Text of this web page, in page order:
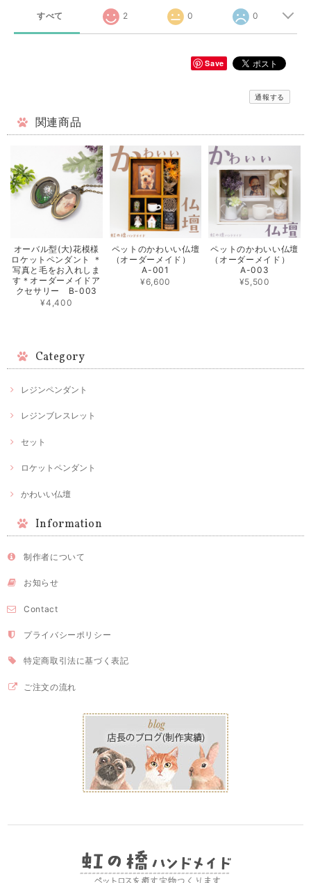
すべて 2 0 0
Save
通報する
関連商品
オーバル型(大)花模様
ロケットペンダント ＊
写真と毛をお入れしま
す＊オーダーメイドア
クセサリー B-003
¥4,400
ペットのかわいい仏壇
（オーダーメイド）
A-001
¥6,600
ペットのかわいい仏壇
（オーダーメイド）
A-003
¥5,500
Category
レジンペンダント
レジンブレスレット
セット
ロケットペンダント
かわいい仏壇
Information
制作者について
お知らせ
Contact
プライバシーポリシー
特定商取引法に基づく表記
ご注文の流れ